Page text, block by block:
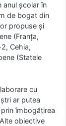
anul școlar în
de bogat din
propuse și
(Franța,
Cehia,
(Statele
cu
ar putea
îmbogățirea
obiective